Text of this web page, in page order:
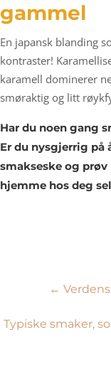
gammel
En japansk blanding
kontraster!
karamell dominerer
smøraktig og litt
Har du noen gang
Er du nysgjerrig
smakseske og prøv
hjemme hos deg
←
Typiske smaker,